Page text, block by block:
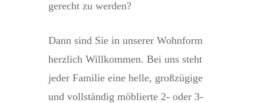
gerecht zu werden?
Dann sind Sie in unserer Wohnform
herzlich Willkommen. Bei uns steht
jeder Familie eine helle, großzügige
und vollständig möblierte 2- oder 3-